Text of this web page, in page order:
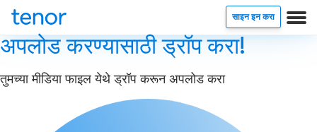
साइन इन करा
अपलोड करण्यासाठी ड्रॉप करा!
तुमच्या मीडिया फाइल येथे ड्रॉप करून अपलोड करा